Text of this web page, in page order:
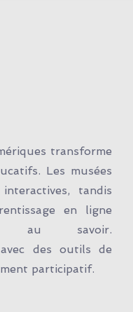
transforme
Les musées
tandis
en ligne
au savoir.
des outils de
participatif.